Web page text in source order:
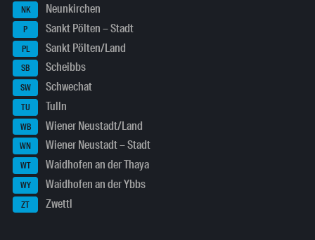
NK Neunkirchen
P Sankt Pölten – Stadt
PL Sankt Pölten/Land
SB Scheibbs
SW Schwechat
TU Tulln
WB Wiener Neustadt/Land
WN Wiener Neustadt – Stadt
WT Waidhofen an der Thaya
WY Waidhofen an der Ybbs
ZT Zwettl